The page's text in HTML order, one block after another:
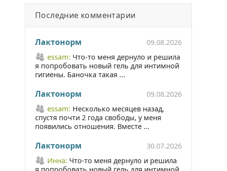
Последние комментарии
Лактонорм
09.08.2026
essam: Что-то меня дернуло и решила
я попробовать новый гель для интимной
гигиены. Баночка такая ...
Лактонорм
09.08.2026
essam: Несколько месяцев назад,
спустя почти 2 года свободы, у меня
появились отношения. Вместе ...
Лактонорм
30.07.2026
Инна: Что-то меня дернуло и решила